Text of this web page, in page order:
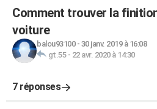
Comment trouver la
voiture
balou93100- 30 janv. 2019 à 16:08
gt.55- 22 avr. 2020 à 14:30
7 réponses